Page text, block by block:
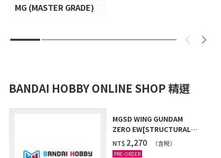
MG (MASTER GRADE)
BANDAI HOBBY ONLINE SHOP 精選
MGSD WING GUNDAM
ZERO EW[STRUCTURAL
COATING/BLACK] [2026年
12月發送]
NT$ ‌2,270 （含税）
PRE-ORDER